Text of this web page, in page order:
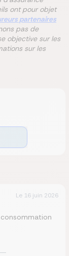
ont pour objet
partenaires
pas de
objective sur les
sur les
Le 16 juin 2026